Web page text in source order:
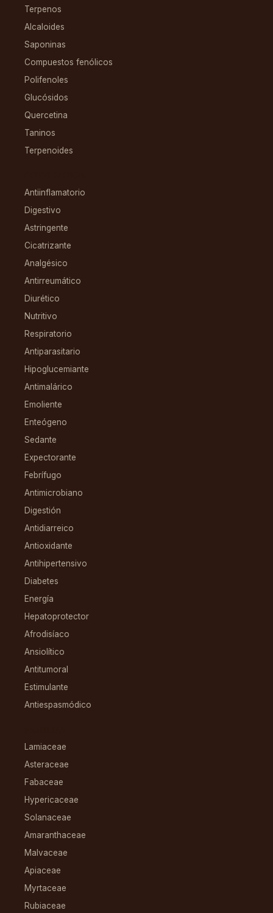
Terpenos
Alcaloides
Saponinas
Compuestos fenólicos
Polifenoles
Glucósidos
Quercetina
Taninos
Terpenoides
Antiinflamatorio
Digestivo
Astringente
Cicatrizante
Analgésico
Antirreumático
Diurético
Nutritivo
Respiratorio
Antiparasitario
Hipoglucemiante
Antimalárico
Emoliente
Enteógeno
Sedante
Expectorante
Febrífugo
Antimicrobiano
Digestión
Antidiarreico
Antioxidante
Antihipertensivo
Diabetes
Energía
Hepatoprotector
Afrodisíaco
Ansiolítico
Antitumoral
Estimulante
Antiespasmódico
Lamiaceae
Asteraceae
Fabaceae
Hypericaceae
Solanaceae
Amaranthaceae
Malvaceae
Apiaceae
Myrtaceae
Rubiaceae